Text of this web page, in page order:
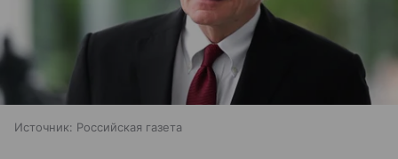
Источник: Российская газета